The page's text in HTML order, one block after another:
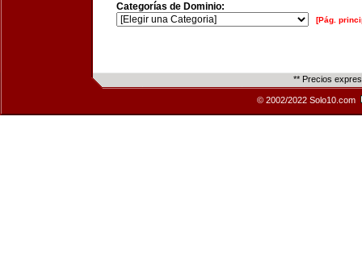
Categorías de Dominio:
[Pág.
** Precios
© 2002/2022 Solo10.com